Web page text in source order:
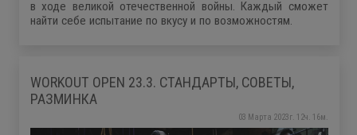
в ходе великой отечественной войны. Каждый сможет
найти себе испытание по вкусу и по возможностям.
WORKOUT OPEN 23.3. СТАНДАРТЫ, СОВЕТЫ,
РАЗМИНКА
03 Марта 2023г. 12ч. 16м.